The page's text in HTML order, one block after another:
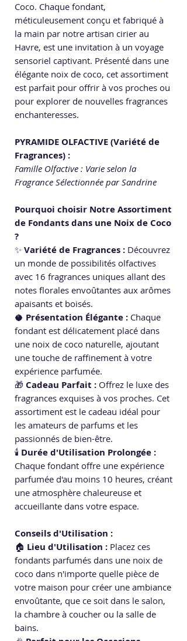
Coco. Chaque fondant,
méticuleusement conçu et fabriqué à
la main par notre artisan cirier au
Havre, est une invitation à un voyage
sensoriel captivant. Présenté dans une
élégante noix de coco, cet assortiment
est parfait pour offrir à vos proches ou
pour explorer de nouvelles fragrances
enchanteresses.
PYRAMIDE OLFACTIVE (Variété de
Fragrances) :
Famille Olfactive : Varie selon la
Fragrance Sélectionnée par Sandrine
Pourquoi choisir Notre Assortiment
de Fondants dans une Noix de Coco
?
✨ Variété de Fragrances : Découvrez
un monde de possibilités olfactives
avec 16 fragrances uniques allant des
notes florales envoûtantes aux arômes
apaisants et boisés.
🥥 Présentation Élégante : Chaque
fondant est délicatement placé dans
une noix de coco naturelle, ajoutant
une touche de raffinement à votre
expérience parfumée.
🎁 Cadeau Parfait : Offrez le luxe des
fragrances exquises à vos proches. Cet
assortiment est le cadeau idéal pour
les amateurs de parfums et les
passionnés de bien-être.
🕯️ Durée d'Utilisation Prolongée :
Chaque fondant offre une expérience
parfumée d'au moins 10 heures, créant
une atmosphère chaleureuse et
accueillante dans votre espace.
Conseils d'Utilisation :
🏠 Lieu d'Utilisation : Placez ces
fondants parfumés dans une noix de
coco dans n'importe quelle pièce de
votre maison pour créer une ambiance
envoûtante, que ce soit dans le salon,
la chambre à coucher ou la salle de
bains.